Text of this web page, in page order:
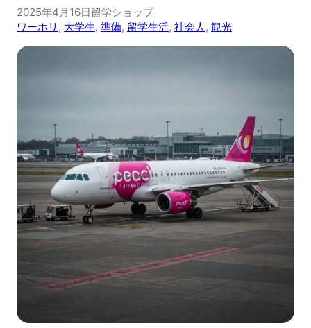
2025年4月16日留学ショップ
ワーホリ , 大学生, 準備, 留学生活, 社会人 , 観光